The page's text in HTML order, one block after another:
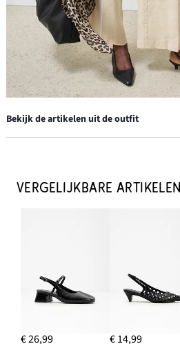
Bekijk de artikelen uit de outfit
€ 47,99
IN WINKELMANDJE
Linnen bandplooibroek
VERGELIJKBARE ARTIKELEN
€ 26,99 € 14,99